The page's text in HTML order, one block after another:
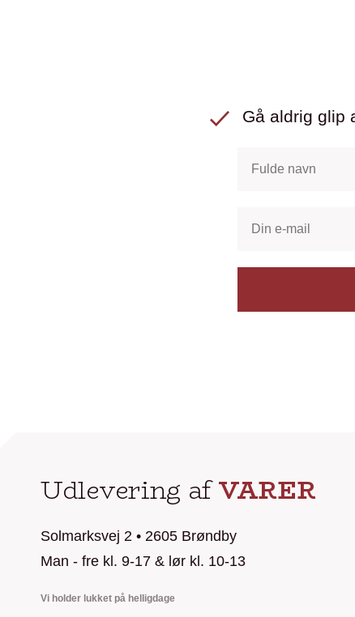
Gå aldrig glip
Udlevering afVARER
Solmarksvej 2 • 2605 Brøndby
Man - fre kl. 9-17 & lør kl. 10-13
Vi holder lukket på helligdage